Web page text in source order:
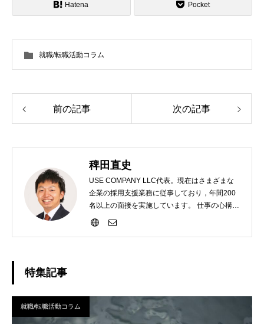
Hatena Pocket
就職/転職活動コラム
前の記事 次の記事
稗田直史
USE COMPANY LLC代表。現在はさまざまな
企業の採用支援業務に従事しており，年間200
名以上の面接を実施しています。 仕事の心構え
として「相手のためになる提案をすること」を
特集記事
就職/転職活動コラム